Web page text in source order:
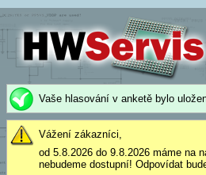
Vaše hlasování v anketě bylo
Vážení zákazníci,
od 5.8.2026 do 9.8.2026 máme na
nebudeme dostupní! Odpovídat